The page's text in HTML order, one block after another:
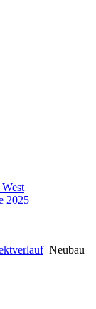
2025
Neubau